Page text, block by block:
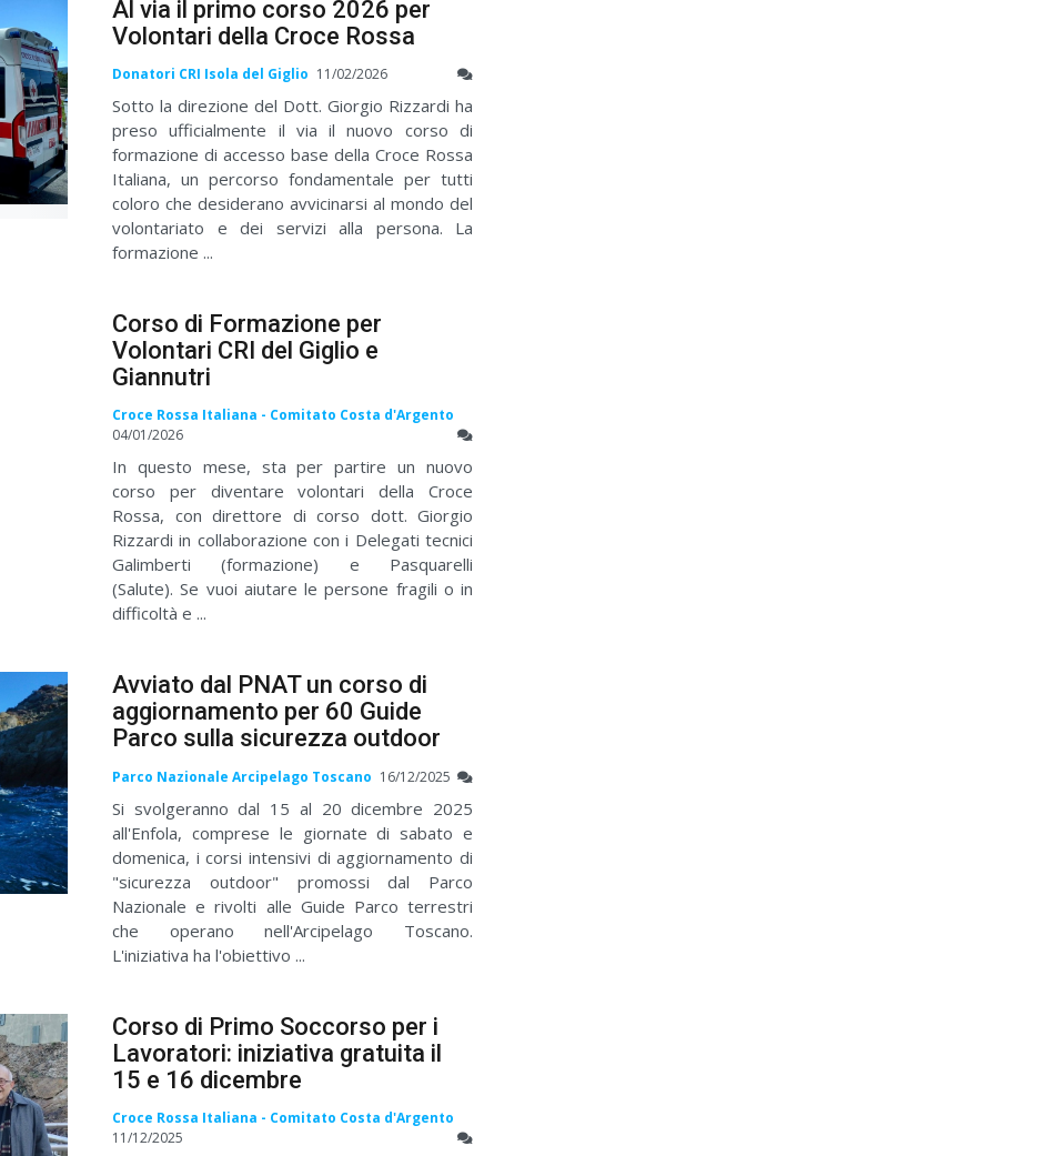
Al via il primo corso 2026 per
Volontari della Croce Rossa
Donatori CRI Isola del Giglio 11/02/2026
Sotto la direzione del Dott. Giorgio Rizzardi ha
preso ufficialmente il via il nuovo corso di
formazione di accesso base della Croce Rossa
Italiana, un percorso fondamentale per tutti
coloro che desiderano avvicinarsi al mondo del
volontariato e dei servizi alla persona. La
formazione ...
Corso di Formazione per
Volontari CRI del Giglio e
Giannutri
Croce Rossa Italiana - Comitato Costa d'Argento
04/01/2026
In questo mese, sta per partire un nuovo
corso per diventare volontari della Croce
Rossa, con direttore di corso dott. Giorgio
Rizzardi in collaborazione con i Delegati tecnici
Galimberti (formazione) e Pasquarelli
(Salute). Se vuoi aiutare le persone fragili o in
difficoltà e ...
Avviato dal PNAT un corso di
aggiornamento per 60 Guide
Parco sulla sicurezza outdoor
Parco Nazionale Arcipelago Toscano 16/12/2025
Si svolgeranno dal 15 al 20 dicembre 2025
all'Enfola, comprese le giornate di sabato e
domenica, i corsi intensivi di aggiornamento di
"sicurezza outdoor" promossi dal Parco
Nazionale e rivolti alle Guide Parco terrestri
che operano nell'Arcipelago Toscano.
L'iniziativa ha l'obiettivo ...
Corso di Primo Soccorso per i
Lavoratori: iniziativa gratuita il
15 e 16 dicembre
Croce Rossa Italiana - Comitato Costa d'Argento
11/12/2025